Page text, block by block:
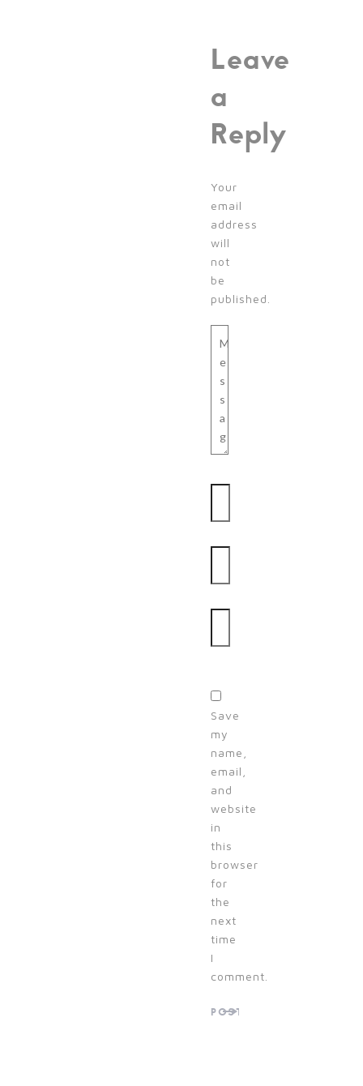
Leave
a
Reply
Your
email
address
will
not
be
published.
Save
my
name,
email,
and
website
in
this
browser
for
the
next
time
I
comment.